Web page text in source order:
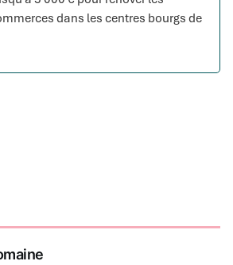
dans les centres bourgs de